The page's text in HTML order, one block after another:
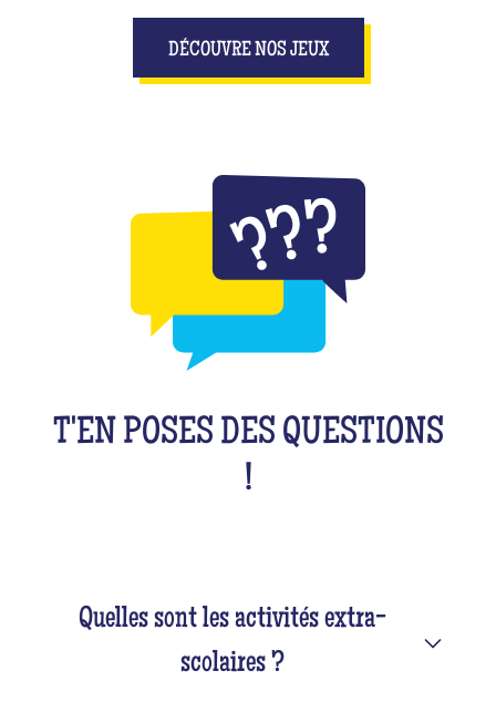
DÉCOUVRE NOS JEUX
T'EN POSES DES QUESTIONS
!
Quelles sont les activités extra-
scolaires ?